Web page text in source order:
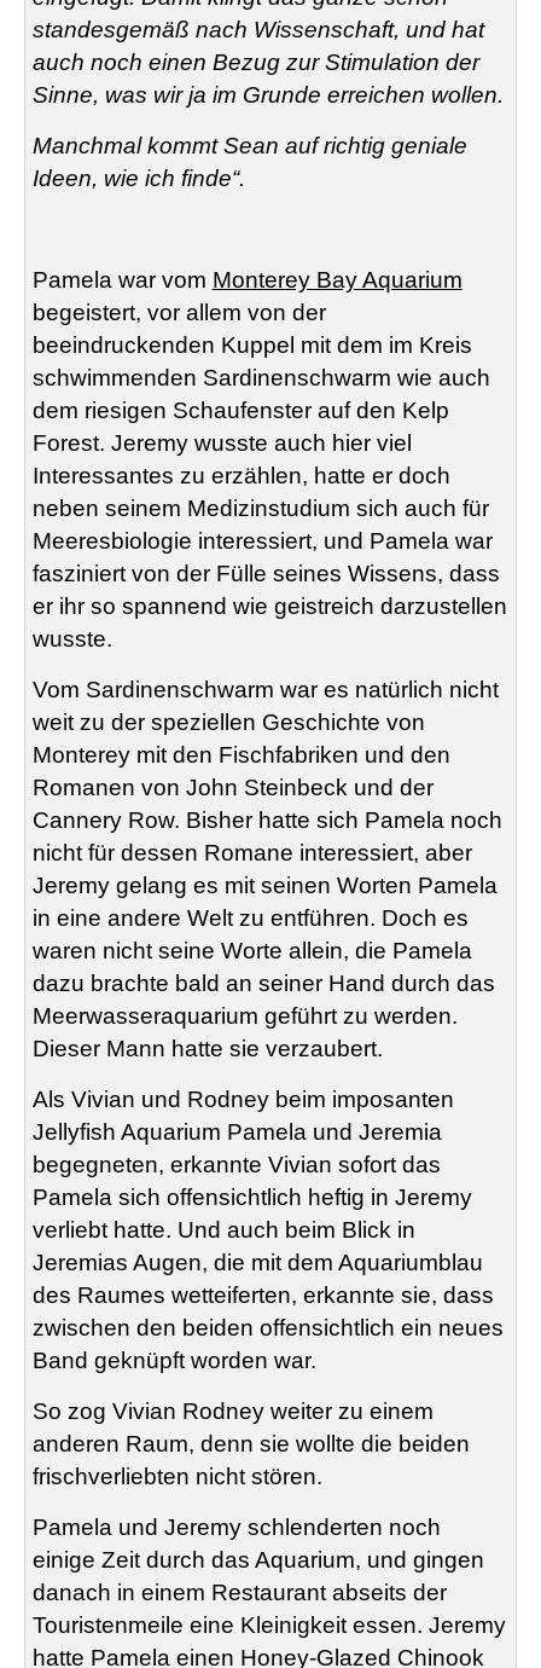
standesgemäß nach Wissenschaft, und hat
auch noch einen Bezug zur Stimulation der
Sinne, was wir ja im Grunde erreichen wollen.
Manchmal kommt Sean auf richtig geniale
Ideen, wie ich finde“.
Pamela war vom Monterey Bay Aquarium
begeistert, vor allem von der
beeindruckenden Kuppel mit dem im Kreis
schwimmenden Sardinenschwarm wie auch
dem riesigen Schaufenster auf den Kelp
Forest. Jeremy wusste auch hier viel
Interessantes zu erzählen, hatte er doch
neben seinem Medizinstudium sich auch für
Meeresbiologie interessiert, und Pamela war
fasziniert von der Fülle seines Wissens, dass
er ihr so spannend wie geistreich darzustellen
wusste.
Vom Sardinenschwarm war es natürlich nicht
weit zu der speziellen Geschichte von
Monterey mit den Fischfabriken und den
Romanen von John Steinbeck und der
Cannery Row. Bisher hatte sich Pamela noch
nicht für dessen Romane interessiert, aber
Jeremy gelang es mit seinen Worten Pamela
in eine andere Welt zu entführen. Doch es
waren nicht seine Worte allein, die Pamela
dazu brachte bald an seiner Hand durch das
Meerwasseraquarium geführt zu werden.
Dieser Mann hatte sie verzaubert.
Als Vivian und Rodney beim imposanten
Jellyfish Aquarium Pamela und Jeremia
begegneten, erkannte Vivian sofort das
Pamela sich offensichtlich heftig in Jeremy
verliebt hatte. Und auch beim Blick in
Jeremias Augen, die mit dem Aquariumblau
des Raumes wetteiferten, erkannte sie, dass
zwischen den beiden offensichtlich ein neues
Band geknüpft worden war.
So zog Vivian Rodney weiter zu einem
anderen Raum, denn sie wollte die beiden
frischverliebten nicht stören.
Pamela und Jeremy schlenderten noch
einige Zeit durch das Aquarium, und gingen
danach in einem Restaurant abseits der
Touristenmeile eine Kleinigkeit essen. Jeremy
hatte Pamela einen Honey-Glazed Chinook